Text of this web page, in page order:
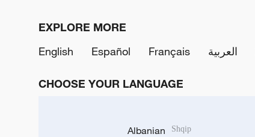
EXPLORE MORE
English
Español Français العربية
CHOOSE YOUR LANGUAGE
Albanian Shqip